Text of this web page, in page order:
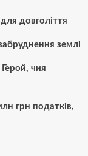
довголіття
землі
чия
грн податків,